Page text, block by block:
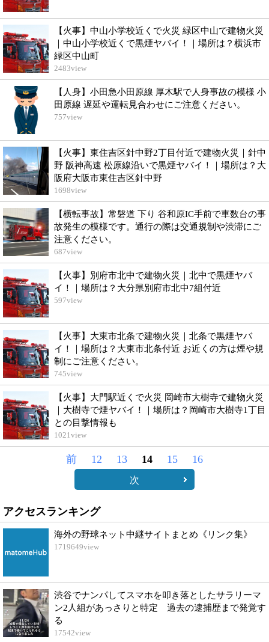
【火事】中山小学校近くで火災 緑区中山で建物火災
｜中山小学校近くで黒煙ヤバイ！｜場所は？横浜市
緑区中山町
2483view
【人身】小田急小田原線 厚木駅で人身事故の模様 小
田原線 遅延や運転見合わせにご注意ください。
757view
【火事】東住吉区針中野2丁目付近で建物火災｜針中
野 阪神高速 松原線沿いで黒煙ヤバイ！｜場所は？大
阪府大阪市東住吉区針中野
1698view
【横転事故】常磐道 下り 谷和原IC手前で車数台の事
故発生の模様です。通行の際は交通規制や渋滞にご
注意ください。
687view
【火事】別府市北中で建物火災｜北中で黒煙ヤバ
イ！｜場所は？大分県別府市北中7組付近
597view
【火事】大東市北条で建物火災｜北条で黒煙ヤバ
イ！｜場所は？大東市北条付近 お近くの方は煙や規
制にご注意ください。
745view
【火事】大門駅近くで火災 岡崎市大樹寺で建物火災
｜大樹寺で煙ヤバイ！｜場所は？岡崎市大樹寺1丁目
との目撃情報も
1021view
前 12 13 14 15 16
次
アクセスランキング
海外の野球ネット中継サイトまとめ《リンク集》
1719649view
渋谷でナンパしてスマホを叩き落としたサラリーマ
ン2人組があっさりと特定 過去の逮捕歴まで発覚す
る
17542view